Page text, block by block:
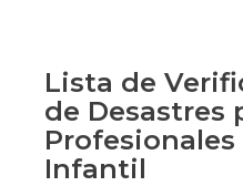
Lista de
de Desastres
Infantil